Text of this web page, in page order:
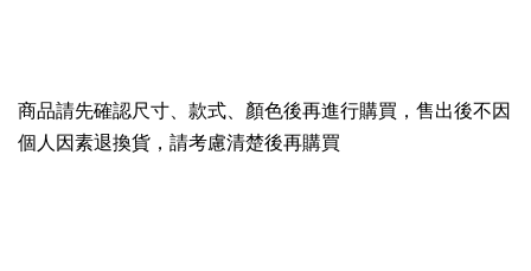
商品請先確認尺寸、款式、顏色後再進行購買，售出後不因
個人因素退換貨，請考慮清楚後再購買